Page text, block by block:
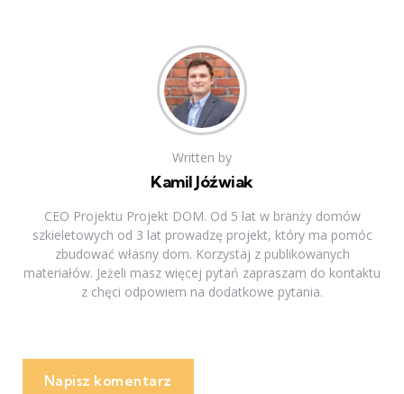
Written by
Kamil Jóźwiak
CEO Projektu Projekt DOM. Od 5 lat w branży domów
szkieletowych od 3 lat prowadzę projekt, który ma pomóc
zbudować własny dom. Korzystaj z publikowanych
materiałów. Jeżeli masz więcej pytań zapraszam do kontaktu
z chęci odpowiem na dodatkowe pytania.
Napisz komentarz